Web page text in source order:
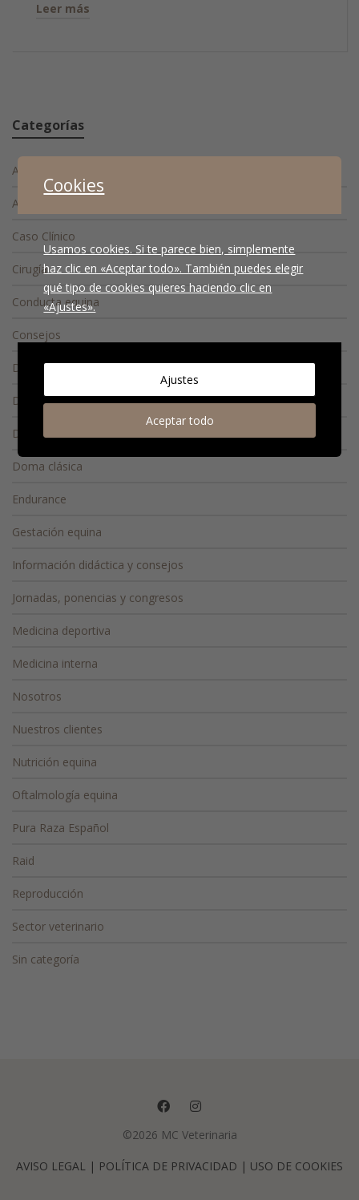
Leer más
Categorías
Actualidad
Alta Escuela
Caso Clínico
Cirugía
Conducta equina
Consejos
Diagnóstico
Diagnóstico diferencial
Docencia
Doma clásica
Endurance
Gestación equina
Información didáctica y consejos
Jornadas, ponencias y congresos
Medicina deportiva
Medicina interna
Nosotros
Nuestros clientes
Nutrición equina
Oftalmología equina
Pura Raza Español
Raid
Reproducción
Sector veterinario
Sin categoría
©2026 MC Veterinaria
AVISO LEGAL | POLÍTICA DE PRIVACIDAD | USO DE COOKIES
Cookies
Usamos cookies. Si te parece bien, simplemente
haz clic en «Aceptar todo». También puedes elegir
qué tipo de cookies quieres haciendo clic en
«Ajustes».
Ajustes
Aceptar todo